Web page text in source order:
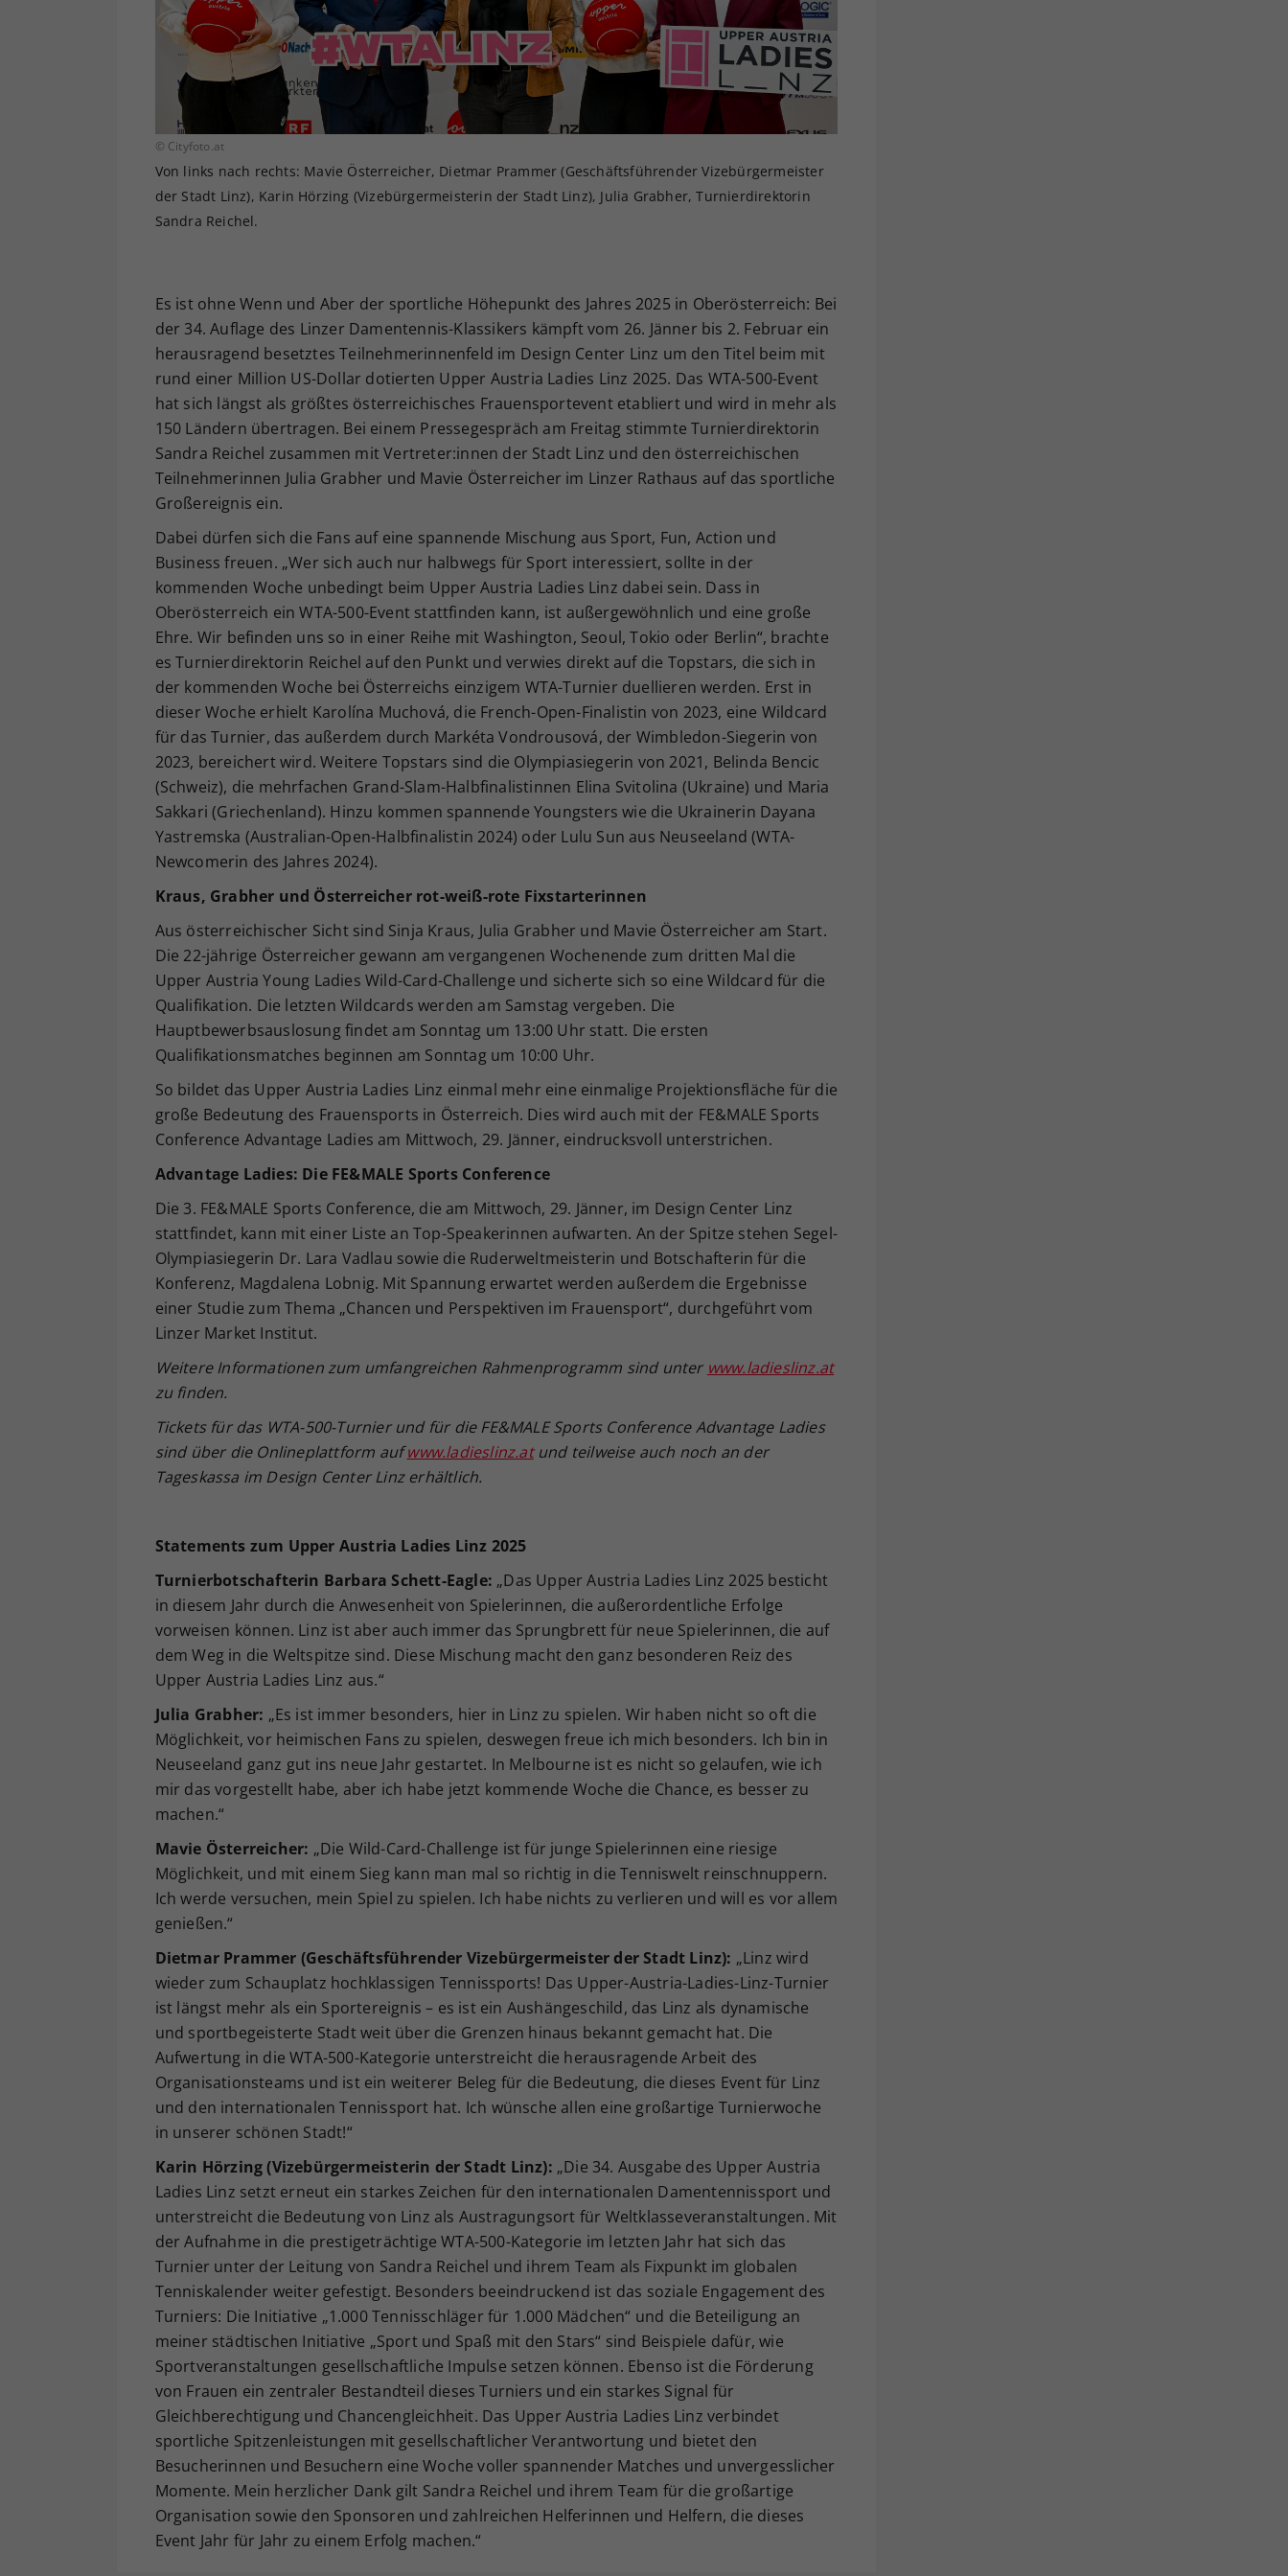
© Cityfoto.at
Von links nach rechts: Mavie Österreicher, Dietmar Prammer (Geschäftsführender Vizebürgermeister
der Stadt Linz), Karin Hörzing (Vizebürgermeisterin der Stadt Linz), Julia Grabher, Turnierdirektorin
Sandra Reichel.
Es ist ohne Wenn und Aber der sportliche Höhepunkt des Jahres 2025 in Oberösterreich: Bei
der 34. Auflage des Linzer Damentennis-Klassikers kämpft vom 26. Jänner bis 2. Februar ein
herausragend besetztes Teilnehmerinnenfeld im Design Center Linz um den Titel beim mit
rund einer Million US-Dollar dotierten Upper Austria Ladies Linz 2025. Das WTA-500-Event
hat sich längst als größtes österreichisches Frauensportevent etabliert und wird in mehr als
150 Ländern übertragen. Bei einem Pressegespräch am Freitag stimmte Turnierdirektorin
Sandra Reichel zusammen mit Vertreter:innen der Stadt Linz und den österreichischen
Teilnehmerinnen Julia Grabher und Mavie Österreicher im Linzer Rathaus auf das sportliche
Großereignis ein.
Dabei dürfen sich die Fans auf eine spannende Mischung aus Sport, Fun, Action und
Business freuen. „Wer sich auch nur halbwegs für Sport interessiert, sollte in der
kommenden Woche unbedingt beim Upper Austria Ladies Linz dabei sein. Dass in
Oberösterreich ein WTA-500-Event stattfinden kann, ist außergewöhnlich und eine große
Ehre. Wir befinden uns so in einer Reihe mit Washington, Seoul, Tokio oder Berlin“, brachte
es Turnierdirektorin Reichel auf den Punkt und verwies direkt auf die Topstars, die sich in
der kommenden Woche bei Österreichs einzigem WTA-Turnier duellieren werden. Erst in
dieser Woche erhielt Karolína Muchová, die French-Open-Finalistin von 2023, eine Wildcard
für das Turnier, das außerdem durch Markéta Vondrousová, der Wimbledon-Siegerin von
2023, bereichert wird. Weitere Topstars sind die Olympiasiegerin von 2021, Belinda Bencic
(Schweiz), die mehrfachen Grand-Slam-Halbfinalistinnen Elina Svitolina (Ukraine) und Maria
Sakkari (Griechenland). Hinzu kommen spannende Youngsters wie die Ukrainerin Dayana
Yastremska (Australian-Open-Halbfinalistin 2024) oder Lulu Sun aus Neuseeland (WTA-
Newcomerin des Jahres 2024).
Kraus, Grabher und Österreicher rot-weiß-rote Fixstarterinnen
Aus österreichischer Sicht sind Sinja Kraus, Julia Grabher und Mavie Österreicher am Start.
Die 22-jährige Österreicher gewann am vergangenen Wochenende zum dritten Mal die
Upper Austria Young Ladies Wild-Card-Challenge und sicherte sich so eine Wildcard für die
Qualifikation. Die letzten Wildcards werden am Samstag vergeben. Die
Hauptbewerbsauslosung findet am Sonntag um 13:00 Uhr statt. Die ersten
Qualifikationsmatches beginnen am Sonntag um 10:00 Uhr.
So bildet das Upper Austria Ladies Linz einmal mehr eine einmalige Projektionsfläche für die
große Bedeutung des Frauensports in Österreich. Dies wird auch mit der FE&MALE Sports
Conference Advantage Ladies am Mittwoch, 29. Jänner, eindrucksvoll unterstrichen.
Advantage Ladies: Die FE&MALE Sports Conference
Die 3. FE&MALE Sports Conference, die am Mittwoch, 29. Jänner, im Design Center Linz
stattfindet, kann mit einer Liste an Top-Speakerinnen aufwarten. An der Spitze stehen Segel-
Olympiasiegerin Dr. Lara Vadlau sowie die Ruderweltmeisterin und Botschafterin für die
Konferenz, Magdalena Lobnig. Mit Spannung erwartet werden außerdem die Ergebnisse
einer Studie zum Thema „Chancen und Perspektiven im Frauensport“, durchgeführt vom
Linzer Market Institut.
Weitere Informationen zum umfangreichen Rahmenprogramm sind unter www.ladieslinz.at
zu finden.
Tickets für das WTA-500-Turnier und für die FE&MALE Sports Conference Advantage Ladies
sind über die Onlineplattform auf www.ladieslinz.atund teilweise auch noch an der
Tageskassa im Design Center Linz erhältlich.
Statements zum Upper Austria Ladies Linz 2025
Turnierbotschafterin Barbara Schett-Eagle: „Das Upper Austria Ladies Linz 2025 besticht
in diesem Jahr durch die Anwesenheit von Spielerinnen, die außerordentliche Erfolge
vorweisen können. Linz ist aber auch immer das Sprungbrett für neue Spielerinnen, die auf
dem Weg in die Weltspitze sind. Diese Mischung macht den ganz besonderen Reiz des
Upper Austria Ladies Linz aus.“
Julia Grabher: „Es ist immer besonders, hier in Linz zu spielen. Wir haben nicht so oft die
Möglichkeit, vor heimischen Fans zu spielen, deswegen freue ich mich besonders. Ich bin in
Neuseeland ganz gut ins neue Jahr gestartet. In Melbourne ist es nicht so gelaufen, wie ich
mir das vorgestellt habe, aber ich habe jetzt kommende Woche die Chance, es besser zu
machen.“
Mavie Österreicher: „Die Wild-Card-Challenge ist für junge Spielerinnen eine riesige
Möglichkeit, und mit einem Sieg kann man mal so richtig in die Tenniswelt reinschnuppern.
Ich werde versuchen, mein Spiel zu spielen. Ich habe nichts zu verlieren und will es vor allem
genießen.“
Dietmar Prammer (Geschäftsführender Vizebürgermeister der Stadt Linz): „Linz wird
wieder zum Schauplatz hochklassigen Tennissports! Das Upper-Austria-Ladies-Linz-Turnier
ist längst mehr als ein Sportereignis – es ist ein Aushängeschild, das Linz als dynamische
und sportbegeisterte Stadt weit über die Grenzen hinaus bekannt gemacht hat. Die
Aufwertung in die WTA-500-Kategorie unterstreicht die herausragende Arbeit des
Organisationsteams und ist ein weiterer Beleg für die Bedeutung, die dieses Event für Linz
und den internationalen Tennissport hat. Ich wünsche allen eine großartige Turnierwoche
in unserer schönen Stadt!“
Karin Hörzing (Vizebürgermeisterin der Stadt Linz): „Die 34. Ausgabe des Upper Austria
Ladies Linz setzt erneut ein starkes Zeichen für den internationalen Damentennissport und
unterstreicht die Bedeutung von Linz als Austragungsort für Weltklasseveranstaltungen. Mit
der Aufnahme in die prestigeträchtige WTA-500-Kategorie im letzten Jahr hat sich das
Turnier unter der Leitung von Sandra Reichel und ihrem Team als Fixpunkt im globalen
Tenniskalender weiter gefestigt. Besonders beeindruckend ist das soziale Engagement des
Turniers: Die Initiative „1.000 Tennisschläger für 1.000 Mädchen“ und die Beteiligung an
meiner städtischen Initiative „Sport und Spaß mit den Stars“ sind Beispiele dafür, wie
Sportveranstaltungen gesellschaftliche Impulse setzen können. Ebenso ist die Förderung
von Frauen ein zentraler Bestandteil dieses Turniers und ein starkes Signal für
Gleichberechtigung und Chancengleichheit. Das Upper Austria Ladies Linz verbindet
sportliche Spitzenleistungen mit gesellschaftlicher Verantwortung und bietet den
Besucherinnen und Besuchern eine Woche voller spannender Matches und unvergesslicher
Momente. Mein herzlicher Dank gilt Sandra Reichel und ihrem Team für die großartige
Organisation sowie den Sponsoren und zahlreichen Helferinnen und Helfern, die dieses
Event Jahr für Jahr zu einem Erfolg machen.“
Ihrer vorgenommen Einstellungen, falls der
Webseiten-Betreiber dies eingestellt hat.